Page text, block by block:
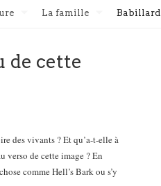
La famille Babillard
de cette
des vivants ? Et qu’a-t-elle à
verso de cette image ? En
comme Hell’s Bark ou s’y